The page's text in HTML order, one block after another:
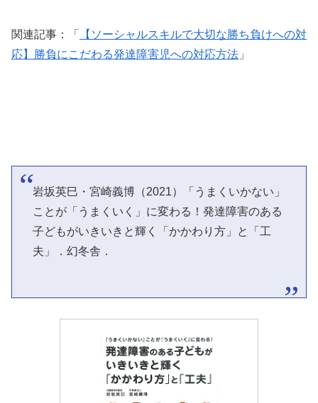
関連記事：「
【ソーシャルスキルで大切な勝ち負けへの対
応】勝負にこだわる発達障害児への対応方法 」
岩坂英巳・宮崎義博（2021）「うまくいかない」
ことが「うまくいく」に変わる！発達障害のある
子どもがいきいきと輝く「かかわり方」と「工
夫」．幻冬舎．